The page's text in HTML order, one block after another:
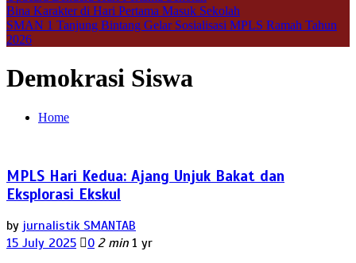
Bina Karakter di Hari Pertama Masuk Sekolah
SMAN 1 Tanjung Bintang Gelar Sosialisasi MPLS Ramah Tahun
2026
Demokrasi Siswa
Home
MPLS Hari Kedua: Ajang Unjuk Bakat dan
Eksplorasi Ekskul
by jurnalistik SMANTAB
15 July 2025
0 2 min 1 yr